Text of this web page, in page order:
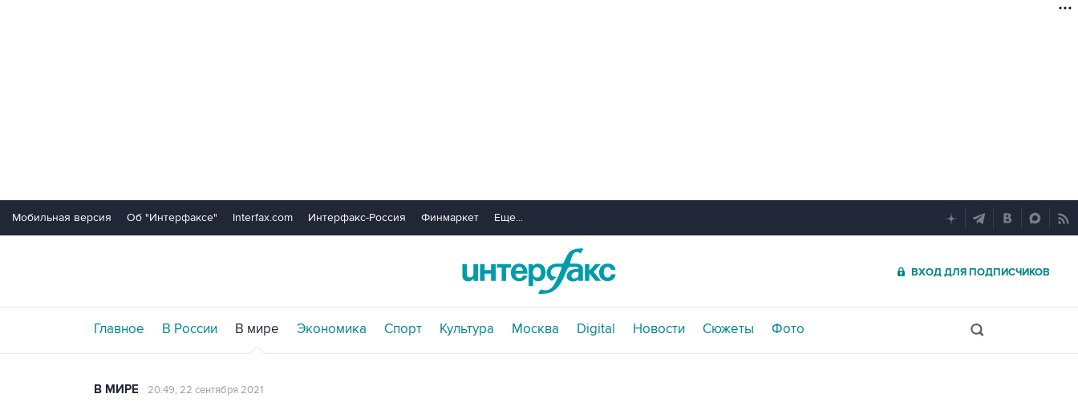
Мобильная версия Об "Интерфаксе" Interfax.com Интерфакс-Россия Финмаркет Еще...
ВХОД ДЛЯ ПОДПИСЧИКОВ
Главное В России В мире Экономика Спорт Культура Москва Digital Новости Сюжеты Фото
В МИРЕ 20:49, 22 сентября 2021